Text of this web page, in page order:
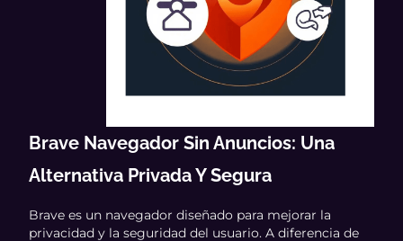
Brave Navegador Sin Anuncios: Una
Alternativa Privada Y Segura
Brave es un navegador diseñado para mejorar la
privacidad y la seguridad del usuario. A diferencia de